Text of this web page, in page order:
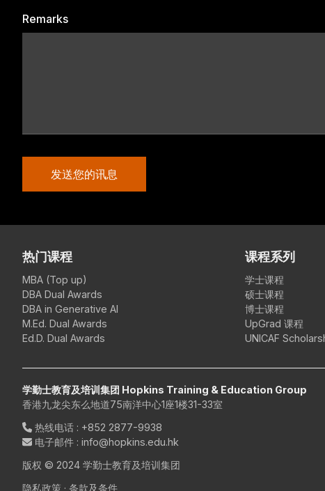
Remarks
发送您的讯息
热门课程
MBA (Top up)
DBA Dual Awards
DBA in Generative AI
M.Ed. Dual Awards
Ed.D. Dual Awards
课程系列
学士课程
硕士课程
博士课程
UpGrad 课程
UNICAF
学勤士教育及培训集团 Hopkins Training & Education Group
香港九龙尖东么地道75南洋中心1座1楼31-33室
热线电话 : +852 2877-9938
电子邮件 : info@hopkins.edu.hk
版权 © 2024 学勤士教育及培训集团
隐私政策 · 条款及条件